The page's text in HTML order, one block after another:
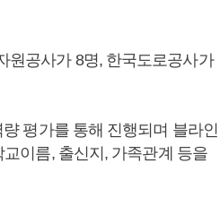
원공사가 8명, 한국도로공사가
평가를 통해 진행되며 블라인
이름, 출신지, 가족관계 등을